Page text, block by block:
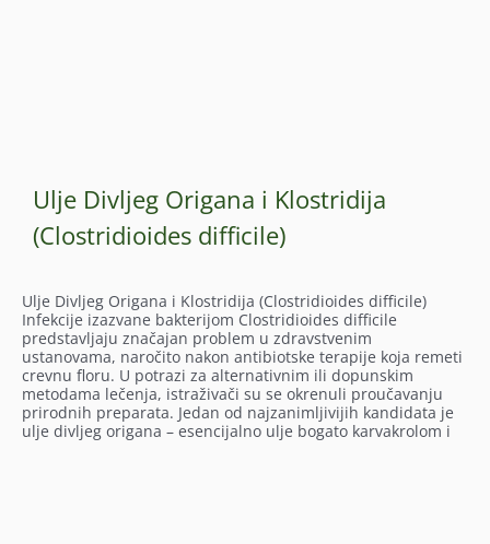
Ulje Divljeg Origana i Klostridija
(Clostridioides difficile)
Ulje Divljeg Origana i Klostridija (Clostridioides difficile)
Infekcije izazvane bakterijom Clostridioides difficile
predstavljaju značajan problem u zdravstvenim
ustanovama, naročito nakon antibiotske terapije koja remeti
crevnu floru. U potrazi za alternativnim ili dopunskim
metodama lečenja, istraživači su se okrenuli proučavanju
prirodnih preparata. Jedan od najzanimljivijih kandidata je
ulje divljeg origana – esencijalno ulje bogato karvakrolom i